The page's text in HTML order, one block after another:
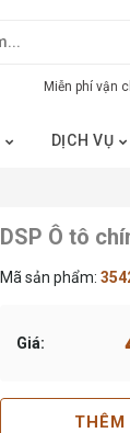
Miễn phí vận
DỊCH VỤ
DSP Ô tô
Mã sản phẩm:
Giá:
THÊM